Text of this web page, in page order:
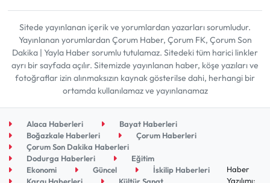
Sitede yayınlanan içerik ve yorumlardan yazarları sorumludur.
Yayınlanan yorumlardan Çorum Haber, Çorum FK, Çorum Son
Dakika | Yayla Haber sorumlu tutulamaz. Sitedeki tüm harici linkler
ayrı bir sayfada açılır. Sitemizde yayınlanan haber, köşe yazıları ve
fotoğraflar izin alınmaksızın kaynak gösterilse dahi, herhangi bir
ortamda kullanılamaz ve yayınlanamaz
Alaca Haberleri
Bayat Haberleri
Boğazkale Haberleri
Çorum Haberleri
Çorum Son Dakika Haberleri
Dodurga Haberleri
Eğitim
Ekonomi
Güncel
İskilip Haberleri
Haber
Yazılımı: